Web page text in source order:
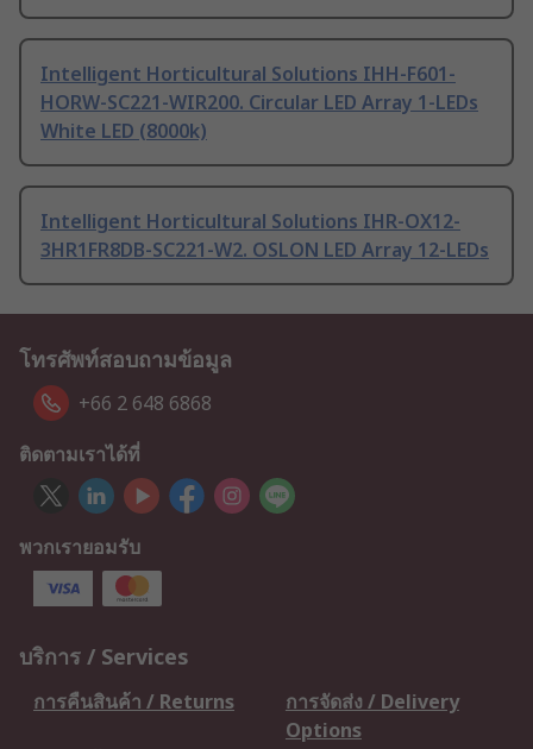
Intelligent Horticultural Solutions IHH-F601-
HORW-SC221-WIR200. Circular LED Array 1-LEDs
White LED (8000k)
Intelligent Horticultural Solutions IHR-OX12-
3HR1FR8DB-SC221-W2. OSLON LED Array 12-LEDs
โทรศัพท์สอบถามข้อมูล
+66 2 648 6868
ติดตามเราได้ที่
พวกเรายอมรับ
บริการ / Services
การคืนสินค้า / Returns
การจัดส่ง / Delivery
Options